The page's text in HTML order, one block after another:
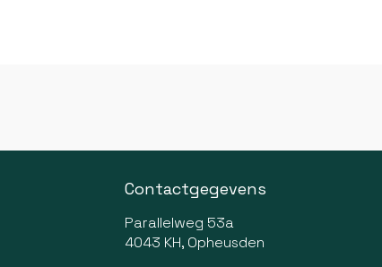
Contactgegevens
Parallelweg 53a
4043 KH, Opheusden